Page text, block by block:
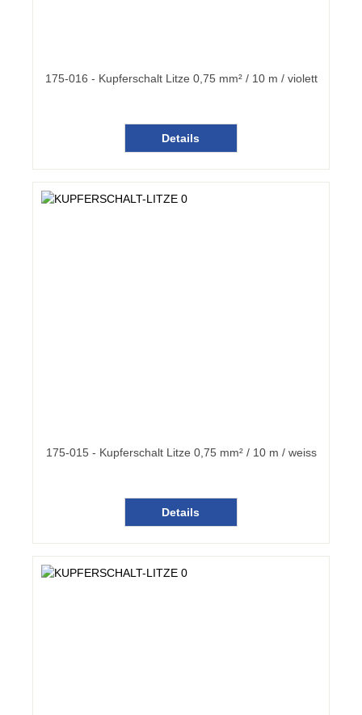
175-016 - Kupferschalt Litze 0,75 mm² / 10 m / violett
Details
175-015 - Kupferschalt Litze 0,75 mm² / 10 m / weiss
Details